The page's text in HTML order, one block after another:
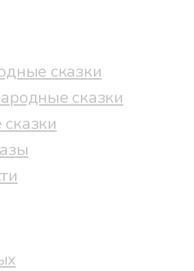
сказки
сказки